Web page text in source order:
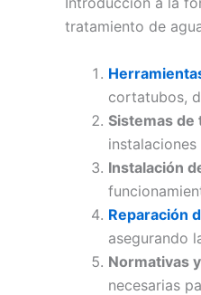
tratamiento de
cortatubos,
Sistemas de
Instalación
Reparación
asegurando
Normativas
necesarias